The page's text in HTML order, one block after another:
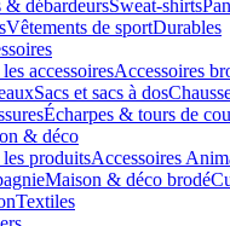
& débardeursSweat-shirts
Vêtements de sportDurables
accessoiresAccessoires
Sacs et sacs à dos
Écharpes & tours de cou
& déco
produitsAccessoires
Maison & déco brodé
Textiles